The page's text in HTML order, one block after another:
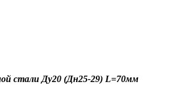
стали Ду20 (Дн25-29) L=70мм